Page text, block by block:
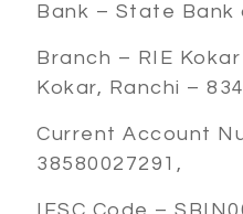
Bank – State Bank
Branch – RIE
Kokar, Ranchi –
Current Account
38580027291,